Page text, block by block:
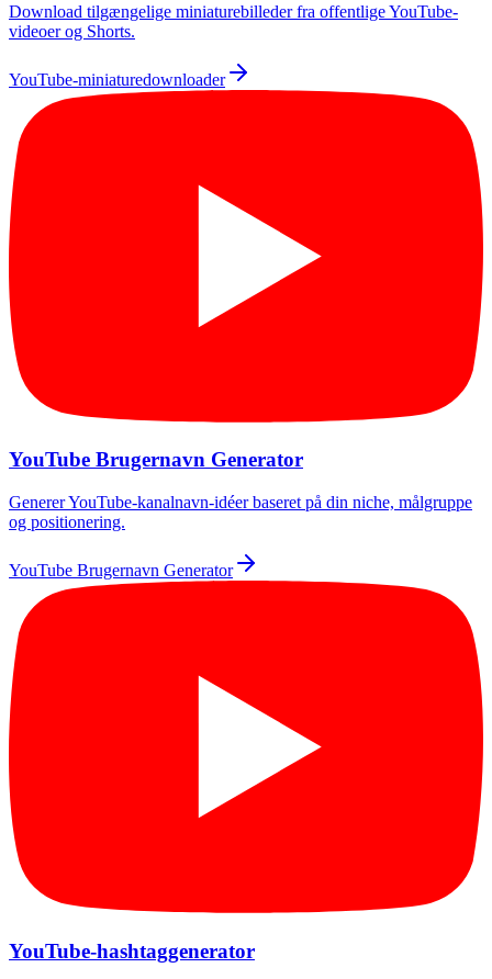
Download tilgængelige miniaturebilleder fra offentlige YouTube-
videoer og Shorts.
YouTube-miniaturedownloader
YouTube Brugernavn Generator
Generer YouTube-kanalnavn-idéer baseret på din niche, målgruppe
og positionering.
YouTube Brugernavn Generator
YouTube-hashtaggenerator